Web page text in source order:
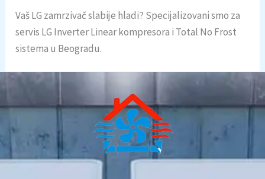
Vaš LG zamrzivač slabije hladi? Specijalizovani smo za
servis LG Inverter Linear kompresora i Total No Frost
sistema u Beogradu.